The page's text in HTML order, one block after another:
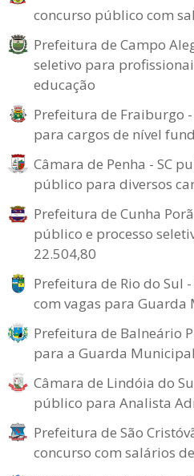
concurso público com
Prefeitura de Campo
seletivo para
educação
Prefeitura de Fraiburgo -
para cargos de nível
Câmara de Penha - SC
público para diversos
Prefeitura de Cunha
público e processo
22.504,80
Prefeitura de Rio do Sul
com vagas para Guarda
Prefeitura de Balneário
para a Guarda Municipal
Câmara de Lindóia do
público para Analista
Prefeitura de São
concurso com salários